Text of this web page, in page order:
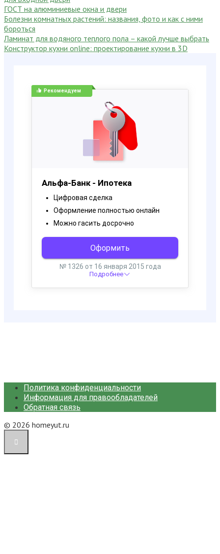
ГОСТ на алюминиевые окна и двери
Болезни комнатных растений: названия, фото и как с ними
бороться
Ламинат для водяного теплого пола – какой лучше выбрать
Конструктор кухни online: проектирование кухни в 3D
Политика конфиденциальности
Информация для правообладателей
Обратная связь
© 2026 homeyut.ru